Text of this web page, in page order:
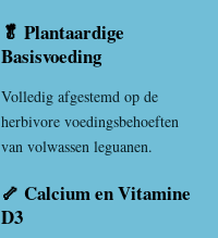
🥬 Plantaardige
Basisvoeding
Volledig afgestemd op de
herbivore voedingsbehoeften
van volwassen leguanen.
🦴 Calcium en Vitamine
D3